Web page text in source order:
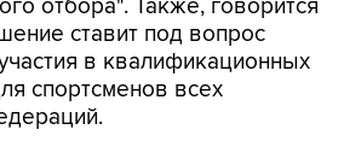
отбора". Также, говорится
ставит под вопрос
в квалификационных
спортсменов всех